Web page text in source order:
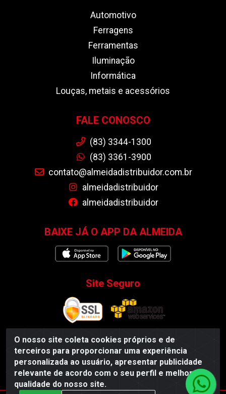
O nosso site coleta cookies próprios e de
terceiros para proporcionar uma experiência
personalizada ao usuário, apresentar publicidade
relevante de acordo com o seu perfil e melhorar a
qualidade do nosso site.
Automotivo
Ferragens
Ferramentas
Iluminação
Informática
Louças, metais e acessórios
FALE CONOSCO
(83) 3344-1300
(83) 3361-3900
contato@almeidadistribuidor.com.br
almeidadistribuidor
almeidadistribuidor
BAIXE JÁ O APP DA ALMEIDA
Site Seguro
Almeida Distribuidor - Rodovia BR 104, S/N, Centro -
Esperança/PB - CEP 58135-000 - CNPJ 35.419.548/0001-55